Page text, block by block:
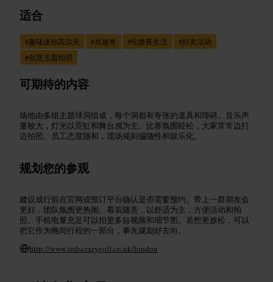
适合
#趣味迷你高尔夫 #肖迪奇 #伦敦夜生活 #好友活动
#创意主题拍照
可期待的内容
场地由多组主题球洞组成，每个洞都有夸张的道具和障碍。音乐声
量较大，灯光以霓虹和舞台感为主。比赛氛围轻松，大家常常边打
边拍照。员工态度随和，现场规则偏随性和娱乐化。
规划您的参观
建议成行前在官网或预订平台确认是否需要预约。带上一群朋友会
更好，团队氛围更热闹。着装随意，以舒适为主，方便活动和拍
照。手机电量充足可以拍更多短视频和细节图。若想更放松，可以
把它作为晚间行程的一部分，事先规划好去向。
http://www.tedscrazygolf.co.uk/london